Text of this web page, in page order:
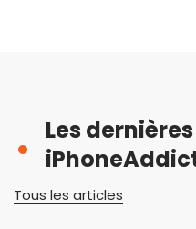
Les
Tous les articles